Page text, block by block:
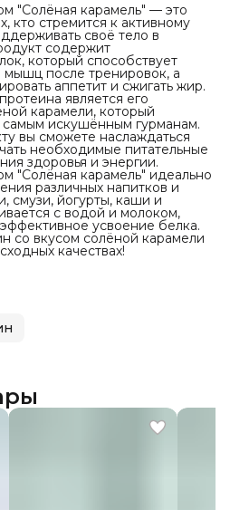
"Солёная карамель" — это
кто стремится к активному
своё тело в
содержит
который способствует
мышц после тренировок, а
аппетит и сжигать жир.
является его
карамели, который
искушённым гурманам.
вы сможете наслаждаться
необходимые питательные
здоровья и энергии.
"Солёная карамель" идеально
различных напитков и
смузи, йогурты, каши и
с водой и молоком,
усвоение белка.
со вкусом солёной карамели
качествах!